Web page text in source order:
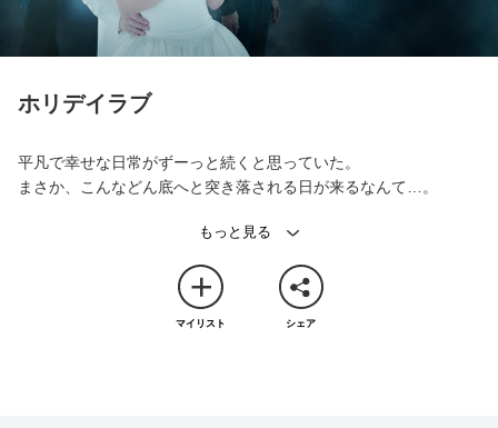
ホリデイラブ
平凡で幸せな日常がずーっと続くと思っていた。
まさか、こんなどん底へと突き落される日が来るなんて…。
これは“あなたかもしれない物語”
かつてない胸騒ぎと感動が同居する新ドラマ誕生！
これまでは“道ならぬ恋＝甘美で切ない純愛”として描かれることが
マイリスト シェア